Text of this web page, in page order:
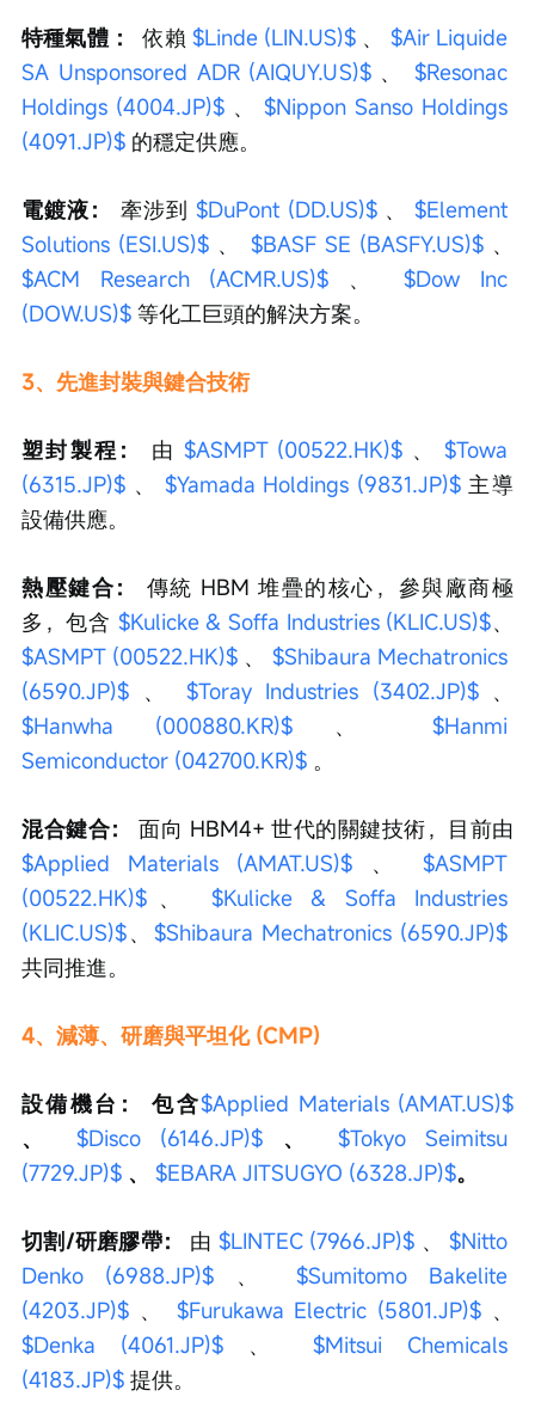
特種氣體 ： 依賴 $Linde (LIN.US)$ 、 $Air Liquide
SA Unsponsored ADR (AIQUY.US)$ 、 $Resonac
Holdings (4004.JP)$ 、 $Nippon Sanso Holdings
(4091.JP)$ 的穩定供應。
電鍍液： 牽涉到 $DuPont (DD.US)$ 、 $Element
Solutions (ESI.US)$ 、 $BASF SE (BASFY.US)$ 、
$ACM Research (ACMR.US)$ 、 $Dow Inc
(DOW.US)$ 等化工巨頭的解決方案。
3、先進封裝與鍵合技術
塑封製程： 由 $ASMPT (00522.HK)$ 、 $Towa
(6315.JP)$ 、 $Yamada Holdings (9831.JP)$ 主導
設備供應。
熱壓鍵合：
傳統 HBM 堆疊的核心，參與廠商極
多，包含 $Kulicke & Soffa Industries (KLIC.US)$、
$ASMPT (00522.HK)$ 、 $Shibaura Mechatronics
(6590.JP)$ 、 $Toray Industries (3402.JP)$ 、
$Hanwha (000880.KR)$ 、 $Hanmi
Semiconductor (042700.KR)$ 。
混合鍵合：
面向 HBM4+ 世代的關鍵技術，目前由
$Applied Materials (AMAT.US)$ 、 $ASMPT
(00522.HK)$ 、 $Kulicke & Soffa Industries
(KLIC.US)$、 $Shibaura Mechatronics (6590.JP)$
共同推進。
4、減薄、研磨與平坦化 (CMP)
設備機台： 包含$Applied Materials (AMAT.US)$
、 $Disco (6146.JP)$ 、 $Tokyo Seimitsu
(7729.JP)$ 、 $EBARA JITSUGYO (6328.JP)$。
切割/研磨膠帶： 由 $LINTEC (7966.JP)$ 、 $Nitto
Denko (6988.JP)$ 、 $Sumitomo Bakelite
(4203.JP)$ 、 $Furukawa Electric (5801.JP)$ 、
$Denka (4061.JP)$ 、 $Mitsui Chemicals
(4183.JP)$ 提供。